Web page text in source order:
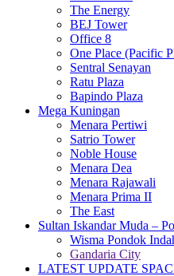
The Energy
BEJ Tower
Office 8
One Place (Pacific
Sentral Senayan
Ratu Plaza
Bapindo Plaza
Mega Kuningan
Menara Pertiwi
Satrio Tower
Noble House
Menara Dea
Menara Rajawali
Menara Prima II
The East
Sultan Iskandar Muda –
Wisma Pondok
Gandaria City
LATEST UPDATE